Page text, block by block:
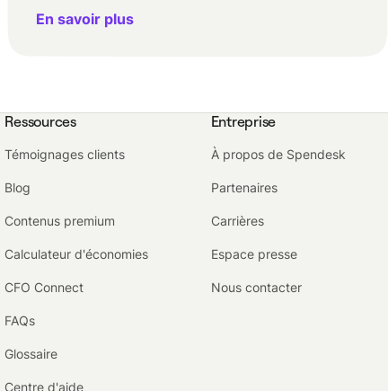
En savoir plus
Ressources
Témoignages clients
Blog
Contenus premium
Calculateur d'économies
CFO Connect
FAQs
Glossaire
Centre d'aide
Entreprise
À propos de Spendesk
Partenaires
Carrières
Espace presse
Nous contacter